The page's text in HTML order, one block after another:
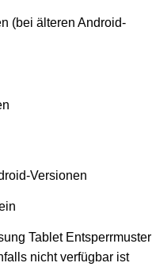
(bei älteren Android-
Versionen
Tablet Entsperrmuster
nicht verfügbar ist